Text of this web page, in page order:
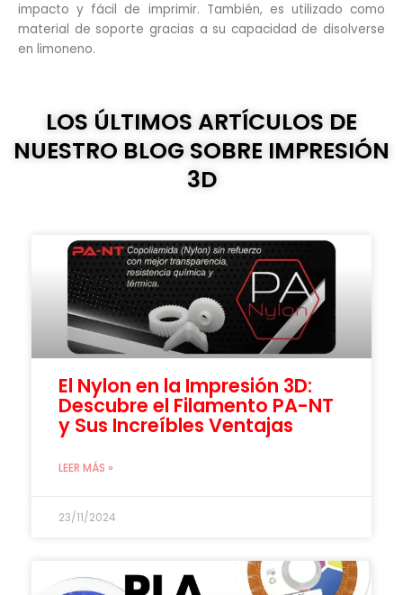
impacto y fácil de imprimir. También, es utilizado como
material de soporte gracias a su capacidad de disolverse
en limoneno.
LOS ÚLTIMOS ARTÍCULOS DE
NUESTRO BLOG SOBRE IMPRESIÓN
3D
El Nylon en la Impresión 3D:
Descubre el Filamento PA-NT
y Sus Increíbles Ventajas
LEER MÁS »
23/11/2024